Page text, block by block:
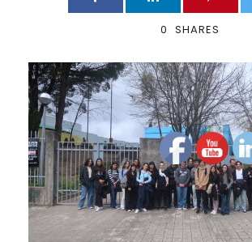
0 SHARES